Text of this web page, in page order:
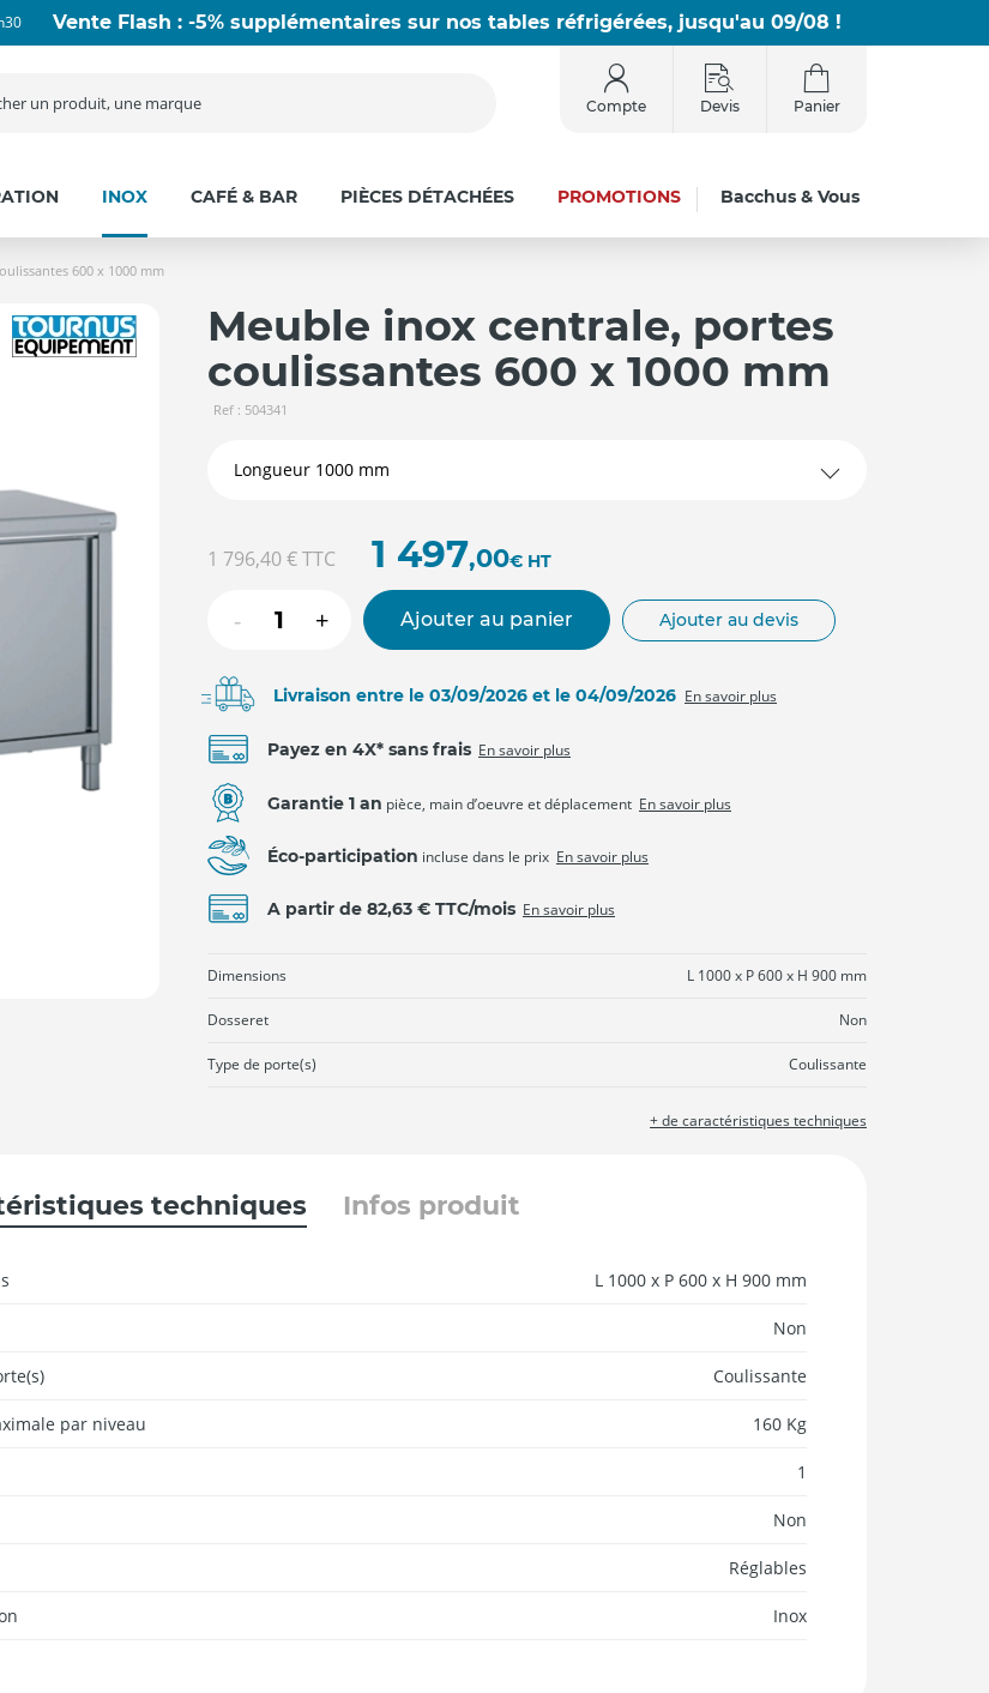
Vente Flash : -5% supplémentaires sur nos tables réfrigérées, jusqu'au 09/08 !
Compte Devis Panier
INOX CAFÉ & BAR PIÈCES DÉTACHÉES PROMOTIONS Bacchus & Vous
600 x 1000 mm
Meuble inox centrale, portes
coulissantes 600 x 1000 mm
Ref : 504341
1 796,40 €TTC 1 497,00€ HT
- + Ajouter au panier Ajouter au devis
Livraison entre le 03/09/2026 et le 04/09/2026 En savoir plus
Payez en 4X* sans frais En savoir plus
Garantie 1 an pièce, main d’oeuvre et déplacement En savoir plus
Éco-participation incluse dans le prix En savoir plus
A partir de 82,63 € TTC/mois En savoir plus
Dimensions L 1000 x P 600 x H 900 mm
Dosseret Non
Type de porte(s) Coulissante
+ de caractéristiques techniques
techniques Infos produit
L 1000 x P 600 x H 900 mm
Non
Coulissante
par niveau 160 Kg
1
Non
Réglables
Inox